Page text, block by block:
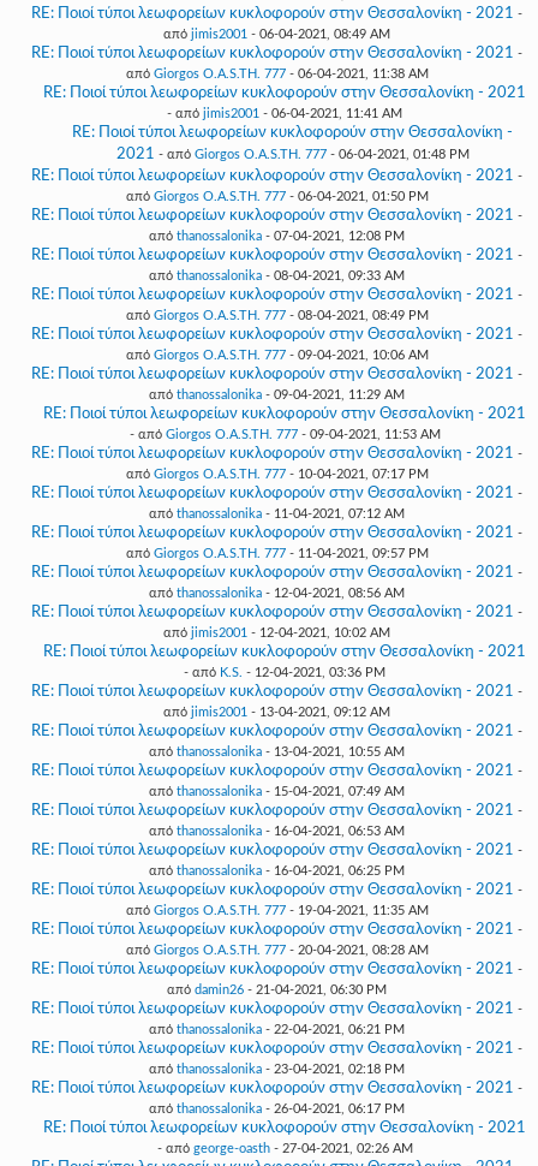
RE: Ποιοί τύποι λεωφορείων κυκλοφορούν στην Θεσσαλονίκη - 2021 -
από jimis2001 - 06-04-2021, 08:49 AM
RE: Ποιοί τύποι λεωφορείων κυκλοφορούν στην Θεσσαλονίκη - 2021 -
από Giorgos O.A.S.TH. 777- 06-04-2021, 11:38 AM
RE: Ποιοί τύποι λεωφορείων κυκλοφορούν στην Θεσσαλονίκη - 2021
- από jimis2001 - 06-04-2021, 11:41 AM
RE: Ποιοί τύποι λεωφορείων κυκλοφορούν στην Θεσσαλονίκη -
2021 - από Giorgos O.A.S.TH. 777- 06-04-2021, 01:48 PM
RE: Ποιοί τύποι λεωφορείων κυκλοφορούν στην Θεσσαλονίκη - 2021 -
από Giorgos O.A.S.TH. 777- 06-04-2021, 01:50 PM
RE: Ποιοί τύποι λεωφορείων κυκλοφορούν στην Θεσσαλονίκη - 2021 -
από thanossalonika - 07-04-2021, 12:08 PM
RE: Ποιοί τύποι λεωφορείων κυκλοφορούν στην Θεσσαλονίκη - 2021 -
από thanossalonika - 08-04-2021, 09:33 AM
RE: Ποιοί τύποι λεωφορείων κυκλοφορούν στην Θεσσαλονίκη - 2021 -
από Giorgos O.A.S.TH. 777- 08-04-2021, 08:49 PM
RE: Ποιοί τύποι λεωφορείων κυκλοφορούν στην Θεσσαλονίκη - 2021 -
από Giorgos O.A.S.TH. 777- 09-04-2021, 10:06 AM
RE: Ποιοί τύποι λεωφορείων κυκλοφορούν στην Θεσσαλονίκη - 2021 -
από thanossalonika - 09-04-2021, 11:29 AM
RE: Ποιοί τύποι λεωφορείων κυκλοφορούν στην Θεσσαλονίκη - 2021
- από Giorgos O.A.S.TH. 777- 09-04-2021, 11:53 AM
RE: Ποιοί τύποι λεωφορείων κυκλοφορούν στην Θεσσαλονίκη - 2021 -
από Giorgos O.A.S.TH. 777- 10-04-2021, 07:17 PM
RE: Ποιοί τύποι λεωφορείων κυκλοφορούν στην Θεσσαλονίκη - 2021 -
από thanossalonika - 11-04-2021, 07:12 AM
RE: Ποιοί τύποι λεωφορείων κυκλοφορούν στην Θεσσαλονίκη - 2021 -
από Giorgos O.A.S.TH. 777- 11-04-2021, 09:57 PM
RE: Ποιοί τύποι λεωφορείων κυκλοφορούν στην Θεσσαλονίκη - 2021 -
από thanossalonika - 12-04-2021, 08:56 AM
RE: Ποιοί τύποι λεωφορείων κυκλοφορούν στην Θεσσαλονίκη - 2021 -
από jimis2001 - 12-04-2021, 10:02 AM
RE: Ποιοί τύποι λεωφορείων κυκλοφορούν στην Θεσσαλονίκη - 2021
- από K.S. - 12-04-2021, 03:36 PM
RE: Ποιοί τύποι λεωφορείων κυκλοφορούν στην Θεσσαλονίκη - 2021 -
από jimis2001 - 13-04-2021, 09:12 AM
RE: Ποιοί τύποι λεωφορείων κυκλοφορούν στην Θεσσαλονίκη - 2021 -
από thanossalonika - 13-04-2021, 10:55 AM
RE: Ποιοί τύποι λεωφορείων κυκλοφορούν στην Θεσσαλονίκη - 2021 -
από thanossalonika - 15-04-2021, 07:49 AM
RE: Ποιοί τύποι λεωφορείων κυκλοφορούν στην Θεσσαλονίκη - 2021 -
από thanossalonika - 16-04-2021, 06:53 AM
RE: Ποιοί τύποι λεωφορείων κυκλοφορούν στην Θεσσαλονίκη - 2021 -
από thanossalonika - 16-04-2021, 06:25 PM
RE: Ποιοί τύποι λεωφορείων κυκλοφορούν στην Θεσσαλονίκη - 2021 -
από Giorgos O.A.S.TH. 777- 19-04-2021, 11:35 AM
RE: Ποιοί τύποι λεωφορείων κυκλοφορούν στην Θεσσαλονίκη - 2021 -
από Giorgos O.A.S.TH. 777- 20-04-2021, 08:28 AM
RE: Ποιοί τύποι λεωφορείων κυκλοφορούν στην Θεσσαλονίκη - 2021 -
από damin26 - 21-04-2021, 06:30 PM
RE: Ποιοί τύποι λεωφορείων κυκλοφορούν στην Θεσσαλονίκη - 2021 -
από thanossalonika - 22-04-2021, 06:21 PM
RE: Ποιοί τύποι λεωφορείων κυκλοφορούν στην Θεσσαλονίκη - 2021 -
από thanossalonika - 23-04-2021, 02:18 PM
RE: Ποιοί τύποι λεωφορείων κυκλοφορούν στην Θεσσαλονίκη - 2021 -
από thanossalonika - 26-04-2021, 06:17 PM
RE: Ποιοί τύποι λεωφορείων κυκλοφορούν στην Θεσσαλονίκη - 2021
- από george-oasth- 27-04-2021, 02:26 AM